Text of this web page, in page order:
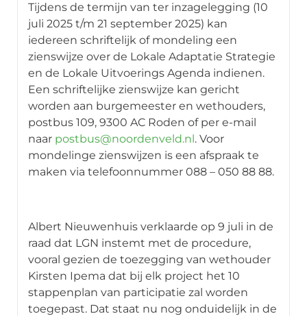
Tijdens de termijn van ter inzagelegging (10
juli 2025 t/m 21 september 2025) kan
iedereen schriftelijk of mondeling een
zienswijze over de Lokale Adaptatie Strategie
en de Lokale Uitvoerings Agenda indienen.
Een schriftelijke zienswijze kan gericht
worden aan burgemeester en wethouders,
postbus 109, 9300 AC Roden of per e-mail
naar postbus@noordenveld.nl. Voor
mondelinge zienswijzen is een afspraak te
maken via telefoonnummer 088 – 050 88 88.
Albert Nieuwenhuis verklaarde op 9 juli in de
raad dat LGN instemt met de procedure,
vooral gezien de toezegging van wethouder
Kirsten Ipema dat bij elk project het 10
stappenplan van participatie zal worden
toegepast. Dat staat nu nog onduidelijk in de